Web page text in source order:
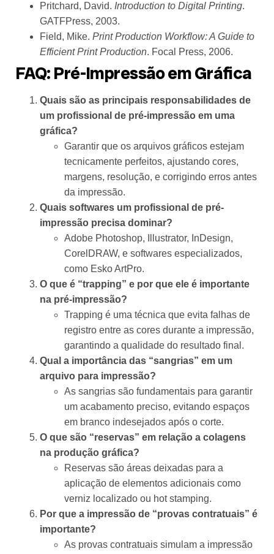
Pritchard, David. Introduction to Digital Printing.
GATFPress, 2003.
Field, Mike. Print Production Workflow: A Guide to
Efficient Print Production. Focal Press, 2006.
FAQ: Pré-Impressão em Gráfica
Quais são as principais responsabilidades de
um profissional de pré-impressão em uma
gráfica?
Garantir que os arquivos gráficos estejam
tecnicamente perfeitos, ajustando cores,
margens, resolução, e corrigindo erros antes
da impressão.
Quais softwares um profissional de pré-
impressão precisa dominar?
Adobe Photoshop, Illustrator, InDesign,
CorelDRAW, e softwares especializados,
como Esko ArtPro.
O que é “trapping” e por que ele é importante
na pré-impressão?
Trapping é uma técnica que evita falhas de
registro entre as cores durante a impressão,
garantindo a qualidade do resultado final.
Qual a importância das “sangrias” em um
arquivo para impressão?
As sangrias são fundamentais para garantir
um acabamento preciso, evitando espaços
em branco indesejados após o corte.
O que são “reservas” em relação a colagens
na produção gráfica?
Reservas são áreas deixadas para a
aplicação de elementos adicionais como
verniz localizado ou hot stamping.
Por que a impressão de “provas contratuais” é
importante?
As provas contratuais simulam a impressão